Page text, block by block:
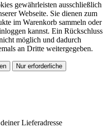
gewährleisten ausschließlich
Webseite. Sie dienen zum
im Warenkorb sammeln oder
kannst. Ein Rückschluss
möglich und dadurch
an Dritte weitergegeben.
Nur erforderliche
Lieferadresse